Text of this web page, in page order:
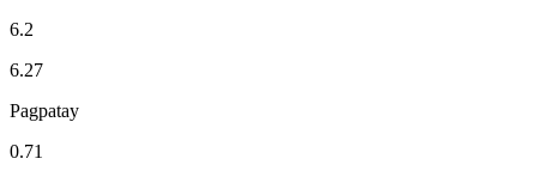
6.2
6.27
Pagpatay
0.71